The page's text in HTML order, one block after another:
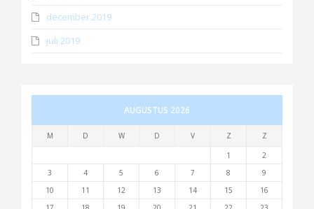
december 2019
juli 2019
AUGUSTUS 2026
M D W D V Z
Z
1
2
3
4 5 6 7 8
9
10
11 12 13 14 15
16